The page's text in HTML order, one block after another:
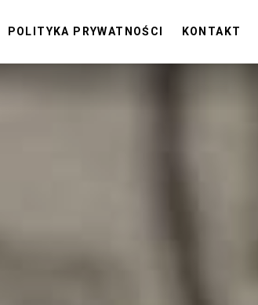
POLITYKA PRYWATNOŚCI KONTAKT